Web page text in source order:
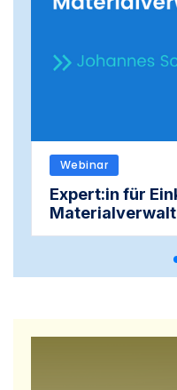
Webinar
Expert:in für